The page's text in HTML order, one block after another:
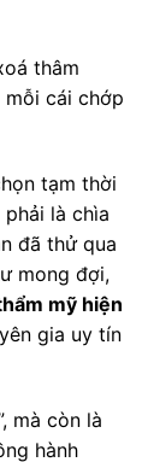
thâm
mỗi cái chớp
tạm thời
là chìa
đã thử qua
mong đợi,
mỹ hiện
gia uy tín
mà còn là
hành